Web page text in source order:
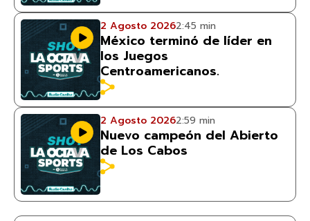
2 Agosto 20262:45 min
México terminó de líder en
los Juegos
Centroamericanos.
2 Agosto 20262:59 min
Nuevo campeón del Abierto
de Los Cabos